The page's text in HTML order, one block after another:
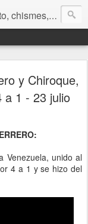
fotos, videos, paranormal y ¡más!
y Chiroque,
a 1 - 23 julio
Venezuela, unido al
4 a 1 y se hizo del